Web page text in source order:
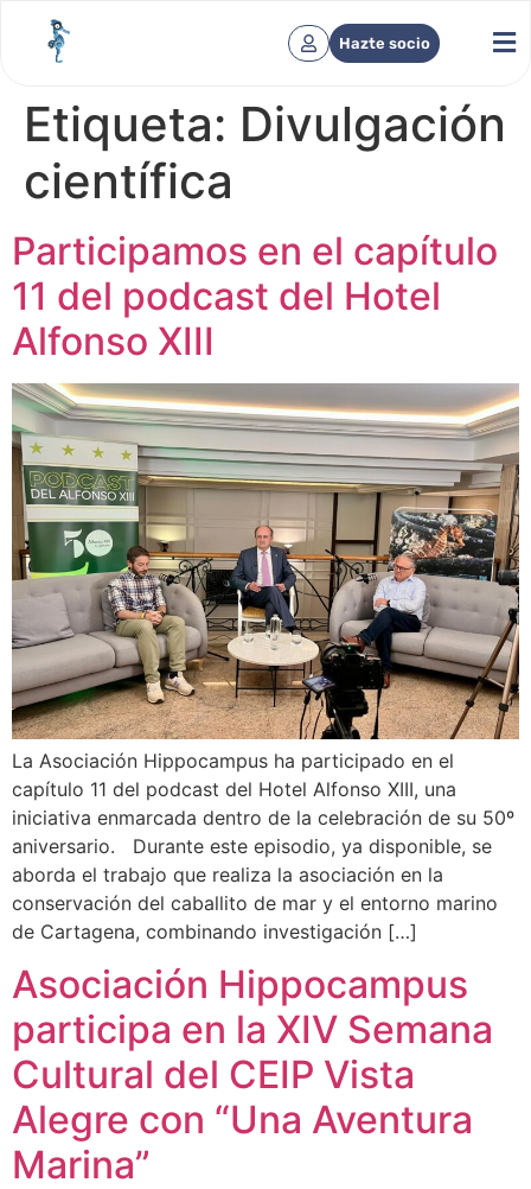
Hazte socio
Etiqueta: Divulgación
científica
Participamos en el capítulo
11 del podcast del Hotel
Alfonso XIII
La Asociación Hippocampus ha participado en el
capítulo 11 del podcast del Hotel Alfonso XIII, una
iniciativa enmarcada dentro de la celebración de su 50º
aniversario. Durante este episodio, ya disponible, se
aborda el trabajo que realiza la asociación en la
conservación del caballito de mar y el entorno marino
de Cartagena, combinando investigación […]
Asociación Hippocampus
participa en la XIV Semana
Cultural del CEIP Vista
Alegre con “Una Aventura
Marina”